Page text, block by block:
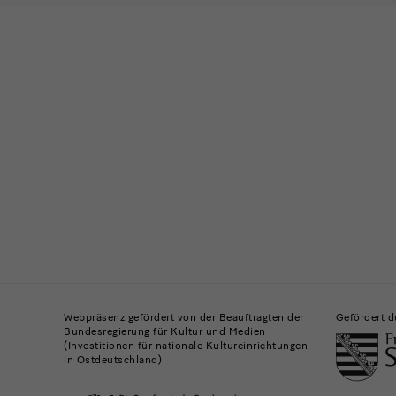
Museen
und
Institutionen
Webpräsenz gefördert von der Beauftragten der
Bundesregierung für Kultur und Medien
(Investitionen für nationale Kultureinrichtungen
in Ostdeutschland)
Gefördert